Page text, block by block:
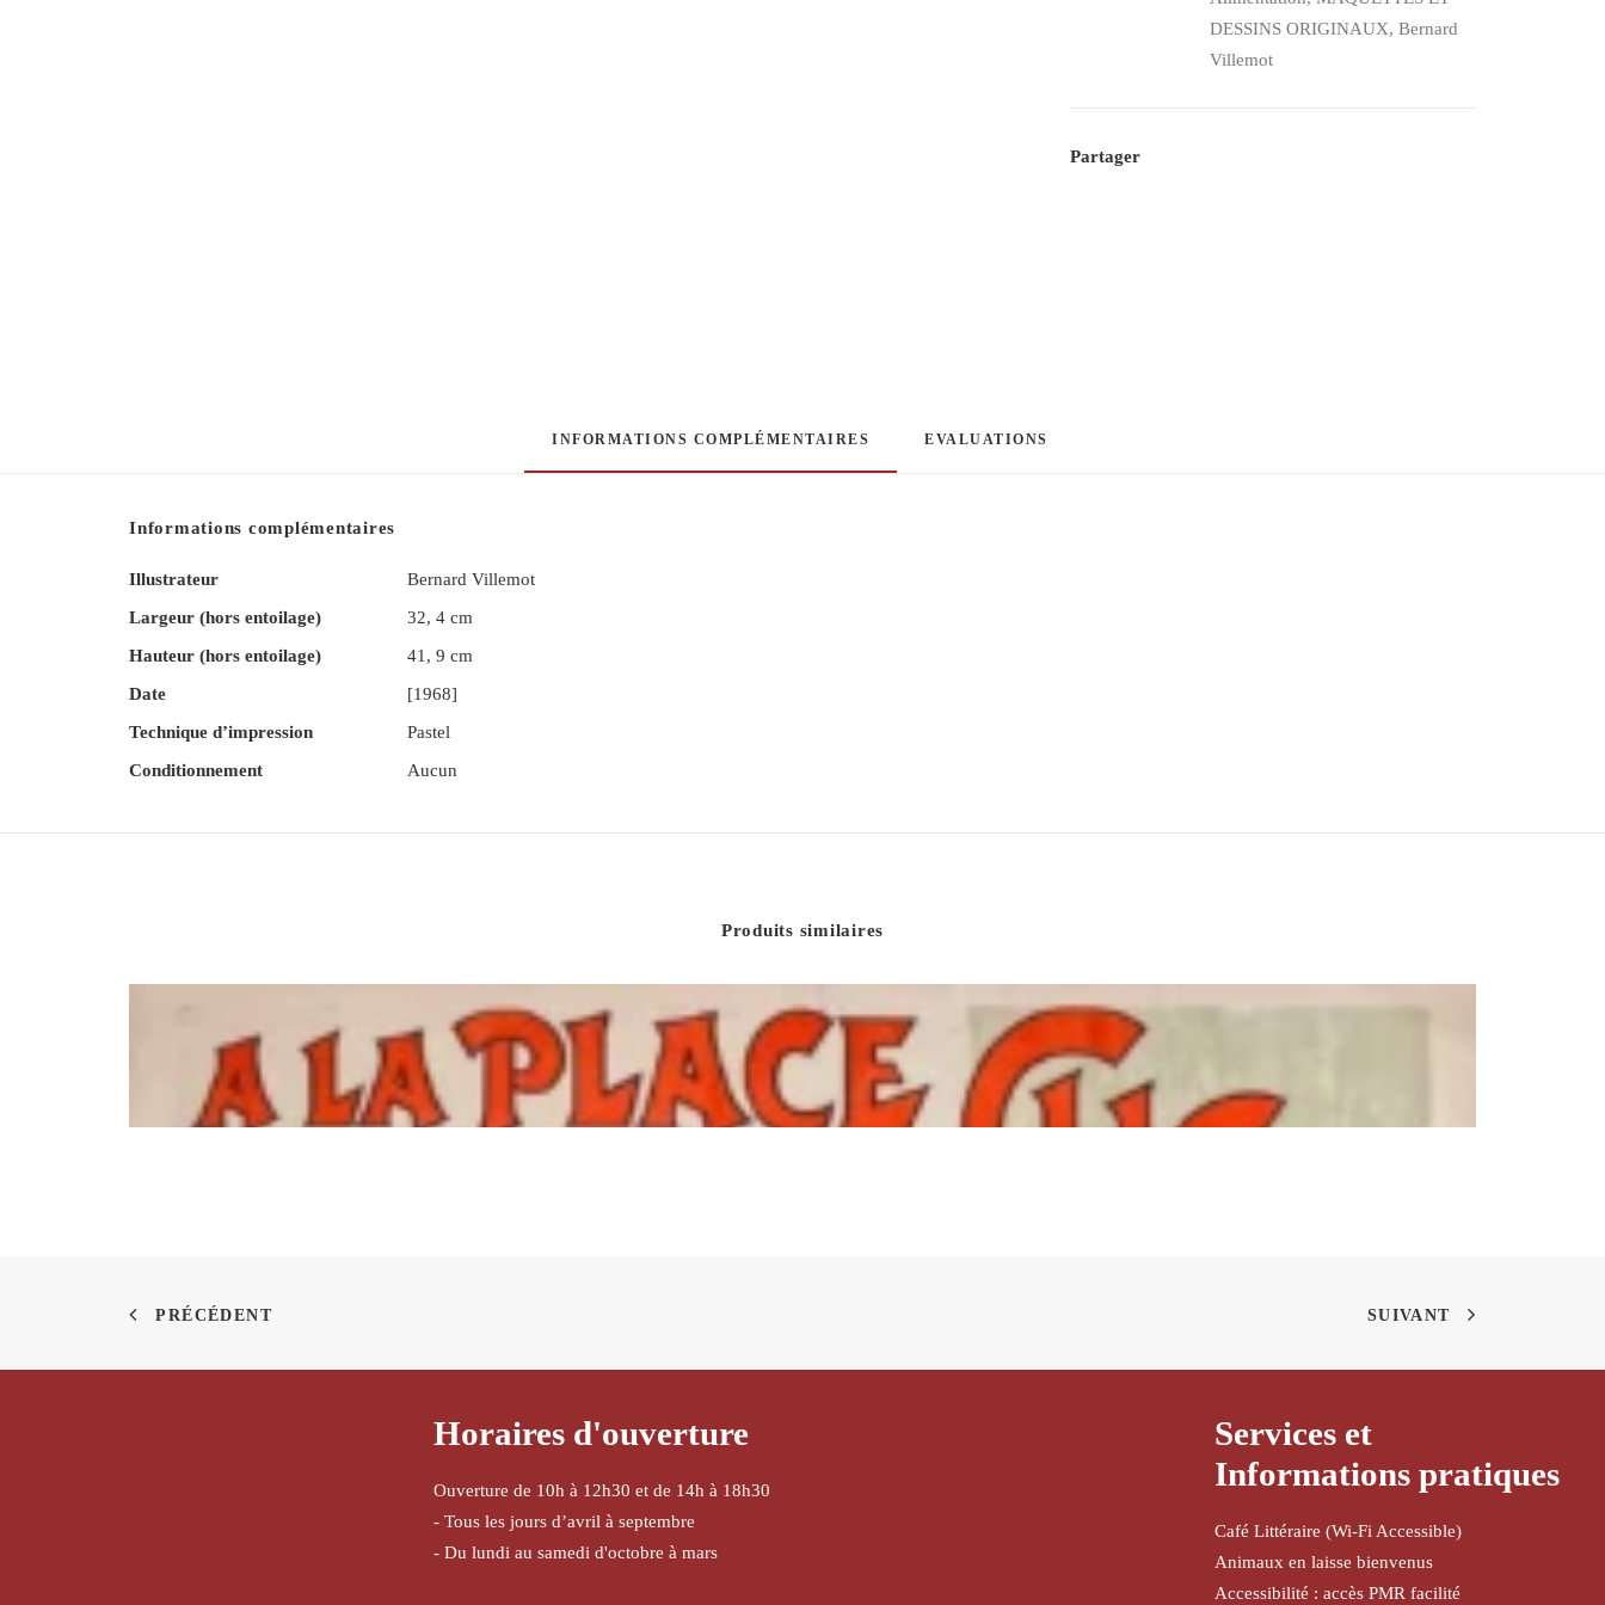
Bernard
DESSINS ORIGINAUX, Bernard
Villemot
Partager
INFORMATIONS COMPLÉMENTAIRES EVALUATIONS
Informations complémentaires
Illustrateur
Bernard Villemot
Largeur (hors entoilage)
32, 4 cm
Hauteur (hors entoilage)
41, 9 cm
Date
[1968]
Technique d’impression
Pastel
Conditionnement
Aucun
Produits similaires
PRÉCÉDENT SUIVANT
Horaires d'ouverture
Ouverture de 10h à 12h30 et de 14h à 18h30
- Tous les jours d’avril à septembre
- Du lundi au samedi d'octobre à mars
Services et
Informations pratiques
Café Littéraire (Wi-Fi Accessible)
Animaux en laisse bienvenus
Accessibilité : accès PMR facilité